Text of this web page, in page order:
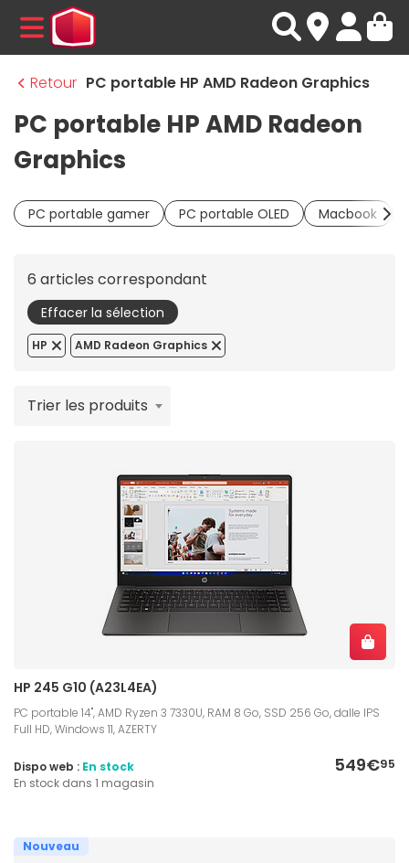
MENU
Retour PC portable HP AMD Radeon Graphics
PC portable HP AMD Radeon
Graphics
PC portable gamer PC portable OLED Macbook
6 articles correspondant
Effacer la sélection
HP AMD Radeon Graphics
Trier les produits
HP 245 G10 (A23L4EA)
PC portable 14", AMD Ryzen 3 7330U, RAM 8 Go, SSD 256 Go, dalle IPS
Full HD, Windows 11, AZERTY
549€95
Dispo web : En stock
En stock dans 1 magasin
Nouveau